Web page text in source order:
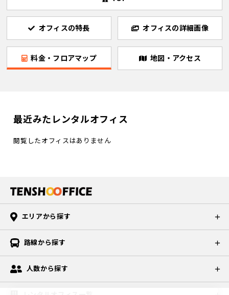
オフィスの特長 オフィスの詳細画像
料金・フロアマップ 地図・アクセス
最近みたレンタルオフィス
閲覧したオフィスはありません
エリアから探す
路線から探す
人数から探す